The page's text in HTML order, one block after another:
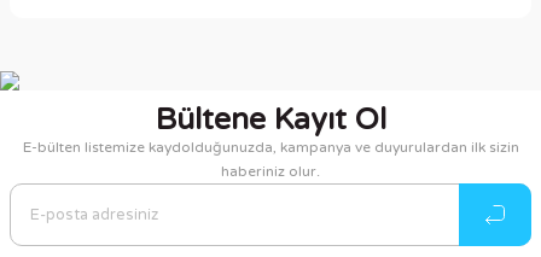
Görüş ve önerileriniz için teşekkür ederiz.
Ürün resmi kalitesiz, bozuk veya görüntülenemiyor.
Ürün açıklamasında eksik bilgiler bulunuyor.
Ürün bilgilerinde hatalar bulunuyor.
Bültene Kayıt Ol
E-bülten listemize kaydolduğunuzda, kampanya ve duyurulardan ilk sizin
haberiniz olur.